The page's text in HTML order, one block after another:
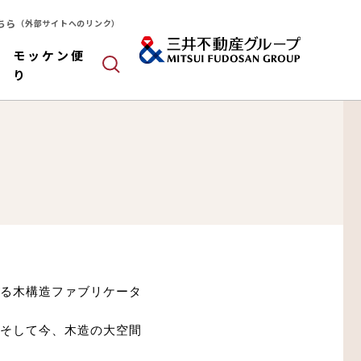
ら （外部サイトへのリンク）
モッケン便
り
木構造ファブリケータ
して今、木造の大空間